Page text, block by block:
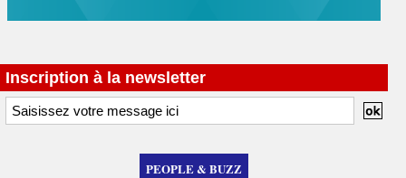
Inscription à la newsletter
PEOPLE & BUZZ